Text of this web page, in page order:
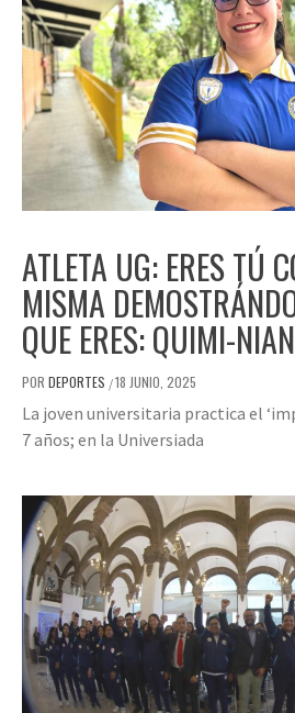
ATLETA UG: ERES TÚ
MISMA
QUE ERES: QUIMI-
POR DEPORTES /18 JUNIO, 2025
La joven universitaria practica el
7 años; en la Universiada